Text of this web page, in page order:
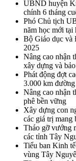
UBND huyện
chính 6 tháng
Phó Chủ tịch
năm học mới
Bộ Giáo dục và
2025
Nâng cao nhận
xây dựng và
Phát động đợt
3.000 km
Nâng cao nhận
phê bền vững
Xây dựng con
các giá trị mang
Tháo gỡ vướng
các tỉnh Tây
Tiểu ban Kinh
vùng Tây